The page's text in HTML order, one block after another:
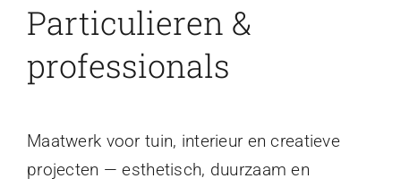
Particulieren &
professionals
Maatwerk voor tuin, interieur en creatieve
projecten — esthetisch, duurzaam en